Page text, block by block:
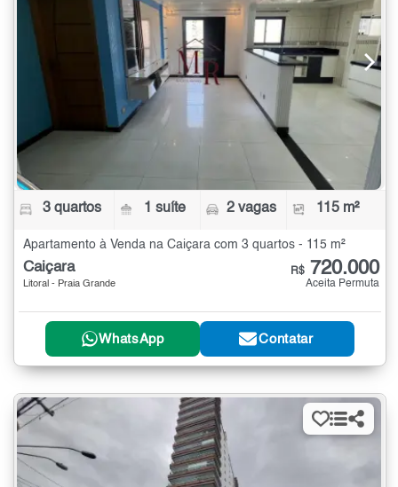
3 quartos 1 suíte 2 vagas 115 m²
Apartamento à Venda na Caiçara com 3 quartos - 115 m²
Caiçara
Litoral - Praia Grande
R$ 720.000
Aceita Permuta
WhatsApp Contatar